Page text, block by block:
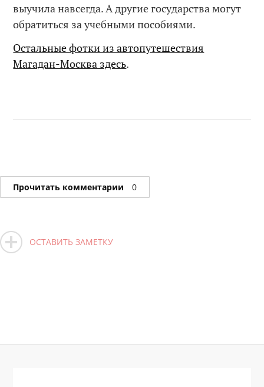
выучила навсегда. А другие государства могут
обратиться за учебными пособиями.
Остальные фотки из автопутешествия
Магадан-Москва здесь.
Прочитать комментарии 0
ОСТАВИТЬ ЗАМЕТКУ